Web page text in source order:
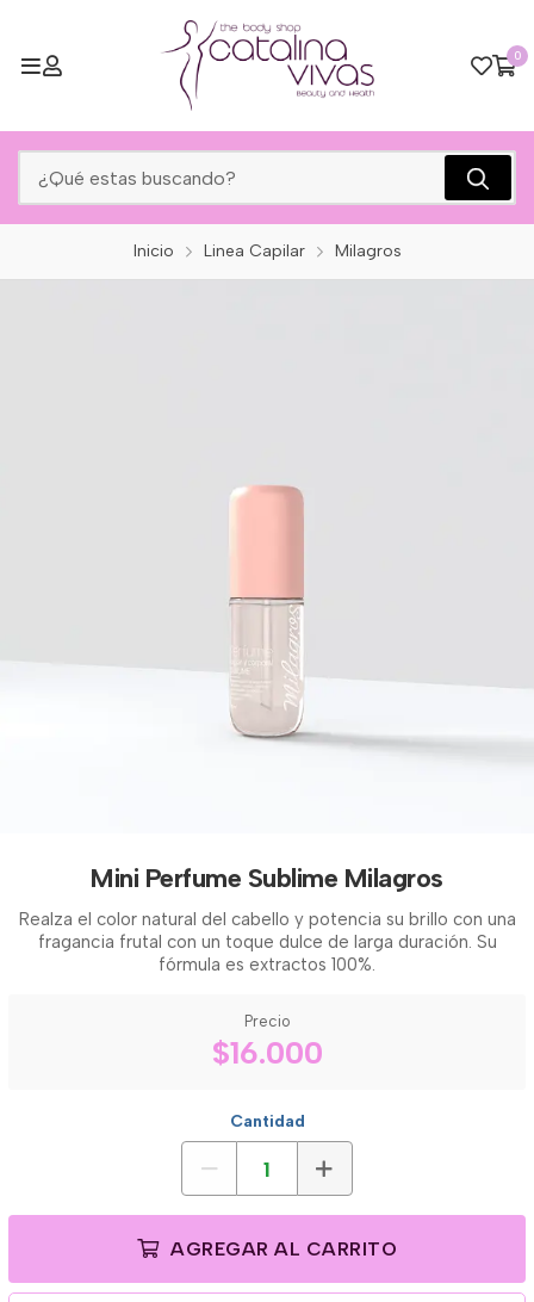
0
Inicio Linea Capilar Milagros
Mini Perfume Sublime Milagros
Realza el color natural del cabello y potencia su brillo con una
fragancia frutal con un toque dulce de larga duración. Su
fórmula es extractos 100%.
Precio
$16.000
Cantidad
AGREGAR AL CARRITO